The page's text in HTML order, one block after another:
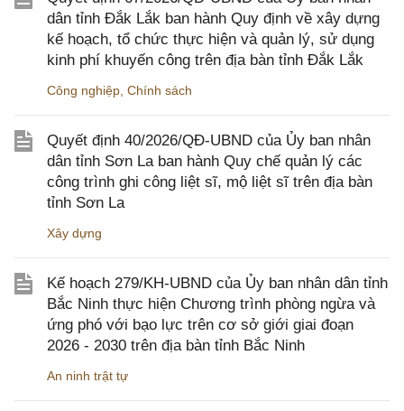
dân tỉnh Đắk Lắk ban hành Quy định về xây dựng
kế hoạch, tổ chức thực hiện và quản lý, sử dụng
kinh phí khuyến công trên địa bàn tỉnh Đắk Lắk
Công nghiệp Chính sách
Quyết định 40/2026/QĐ-UBND của Ủy ban nhân
dân tỉnh Sơn La ban hành Quy chế quản lý các
công trình ghi công liệt sĩ, mộ liệt sĩ trên địa bàn
tỉnh Sơn La
Xây dựng
Kế hoạch 279/KH-UBND của Ủy ban nhân dân tỉnh
Bắc Ninh thực hiện Chương trình phòng ngừa và
ứng phó với bạo lực trên cơ sở giới giai đoạn
2026 - 2030 trên địa bàn tỉnh Bắc Ninh
An ninh trật tự